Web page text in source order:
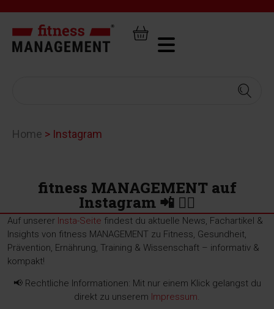
Home > Instagram
fitness MANAGEMENT auf
Instagram 📲 🏋️‍♂️
Auf unserer Insta-Seite findest du aktuelle News, Fachartikel &
Insights von fitness MANAGEMENT zu Fitness, Gesundheit,
Prävention, Ernährung, Training & Wissenschaft – informativ &
kompakt!
📢 Rechtliche Informationen: Mit nur einem Klick gelangst du
direkt zu unserem Impressum.